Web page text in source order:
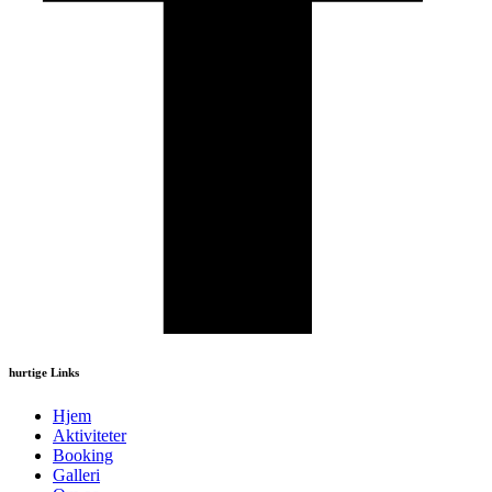
hurtige Links
Hjem
Aktiviteter
Booking
Galleri